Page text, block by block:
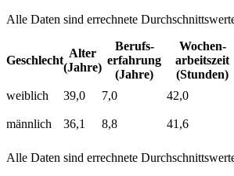
Alle Daten sind errechnete
Geschlecht
Alter
(Jahre)
Berufs­
erfahrung
(Jahre)
Wochen­
arbeitszeit
(Stunden)
weiblich 39,0 7,0 42,0
männlich
36,1 8,8 41,6
Alle Daten sind errechnete